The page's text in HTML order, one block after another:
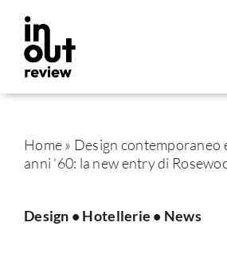
contenuto
per:
Home» Design contemporaneo
anni ’60: la new entry di
Design • Hotellerie • News